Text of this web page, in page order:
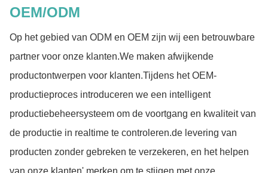
OEM/ODM
Op het gebied van ODM en OEM zijn wij een betrouwbare
partner voor onze klanten.We maken afwijkende
productontwerpen voor klanten.Tijdens het OEM-
productieproces introduceren we een intelligent
productiebeheersysteem om de voortgang en kwaliteit van
de productie in realtime te controleren.de levering van
producten zonder gebreken te verzekeren, en het helpen